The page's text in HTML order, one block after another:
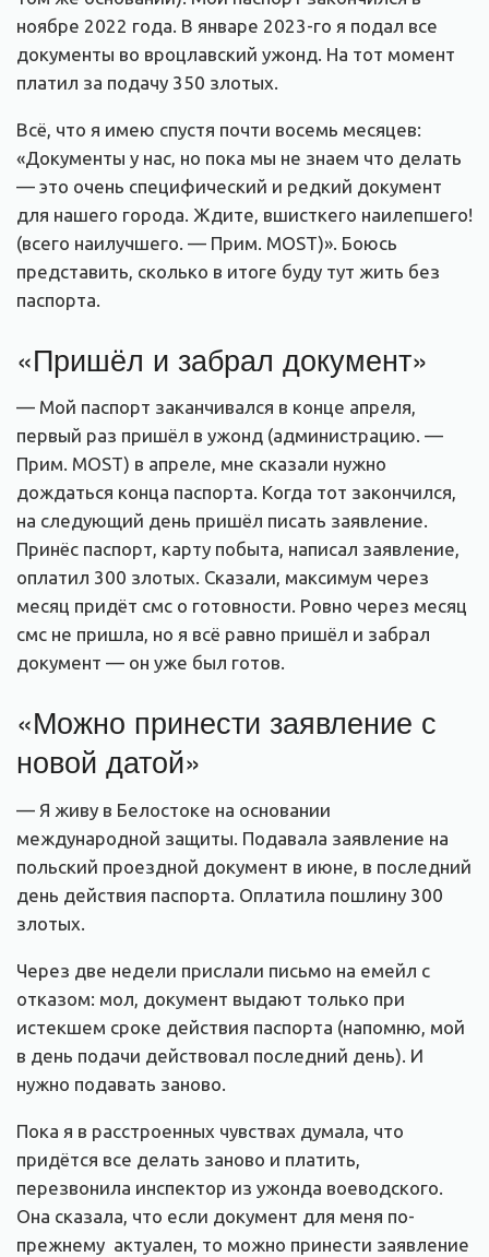
ноябре 2022 года. В январе 2023-го я подал все
документы во вроцлавский ужонд. На тот момент
платил за подачу 350 злотых.
Всё, что я имею спустя почти восемь месяцев:
«Документы у нас, но пока мы не знаем что делать
— это очень специфический и редкий документ
для нашего города. Ждите, вшисткего наилепшего!
(всего наилучшего. — Прим. MOST)». Боюсь
представить, сколько в итоге буду тут жить без
паспорта.
«Пришёл и забрал документ»
— Мой паспорт заканчивался в конце апреля,
первый раз пришёл в ужонд (администрацию. —
Прим. MOST) в апреле, мне сказали нужно
дождаться конца паспорта. Когда тот закончился,
на следующий день пришёл писать заявление.
Принёс паспорт, карту побыта, написал заявление,
оплатил 300 злотых. Сказали, максимум через
месяц придёт смс о готовности. Ровно через месяц
смс не пришла, но я всё равно пришёл и забрал
документ — он уже был готов.
«Можно принести заявление с
новой датой»
— Я живу в Белостоке на основании
международной защиты. Подавала заявление на
польский проездной документ в июне, в последний
день действия паспорта. Оплатила пошлину 300
злотых.
Через две недели прислали письмо на емейл с
отказом: мол, документ выдают только при
истекшем сроке действия паспорта (напомню, мой
в день подачи действовал последний день). И
нужно подавать заново.
Пока я в расстроенных чувствах думала, что
придётся все делать заново и платить,
перезвонила инспектор из ужонда воеводского.
Она сказала, что если документ для меня по-
прежнему актуален, то можно принести заявление